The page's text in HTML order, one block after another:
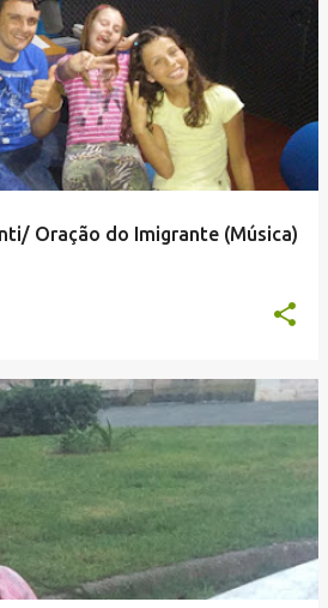
Oração do Imigrante (Música)